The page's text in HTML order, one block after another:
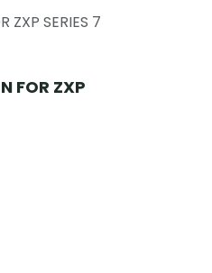
ZXP SERIES 7
FOR ZXP